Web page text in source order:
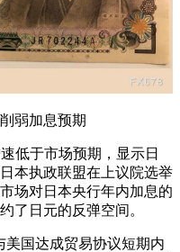
弱加息预期
低于市场预期，显示日
本执政联盟在上议院选举
场对日本央行年内加息的
了日元的反弹空间。
美国达成贸易协议短期内